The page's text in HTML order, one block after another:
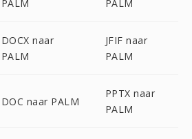
PALM
PALM
DOCX naar
PALM
JFIF naar
PALM
DOC naar PALM
PPTX naar
PALM